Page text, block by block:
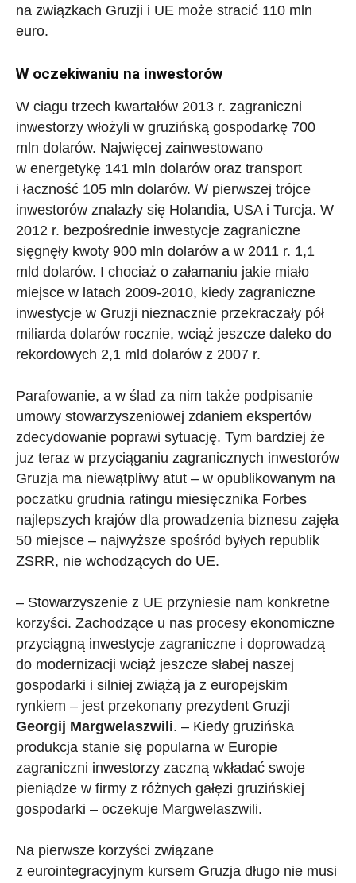
na związkach Gruzji i UE może stracić 110 mln
euro.
W oczekiwaniu na inwestorów
W ciagu trzech kwartałów 2013 r. zagraniczni
inwestorzy włożyli w gruzińską gospodarkę 700
mln dolarów. Najwięcej zainwestowano
w energetykę 141 mln dolarów oraz transport
i łaczność 105 mln dolarów. W pierwszej trójce
inwestorów znalazły się Holandia, USA i Turcja. W
2012 r. bezpośrednie inwestycje zagraniczne
sięgnęły kwoty 900 mln dolarów a w 2011 r. 1,1
mld dolarów. I chociaż o załamaniu jakie miało
miejsce w latach 2009-2010, kiedy zagraniczne
inwestycje w Gruzji nieznacznie przekraczały pół
miliarda dolarów rocznie, wciąż jeszcze daleko do
rekordowych 2,1 mld dolarów z 2007 r.
Parafowanie, a w ślad za nim także podpisanie
umowy stowarzyszeniowej zdaniem ekspertów
zdecydowanie poprawi sytuację. Tym bardziej że
juz teraz w przyciąganiu zagranicznych inwestorów
Gruzja ma niewątpliwy atut – w opublikowanym na
poczatku grudnia ratingu miesięcznika Forbes
najlepszych krajów dla prowadzenia biznesu zajęła
50 miejsce – najwyższe spośród byłych republik
ZSRR, nie wchodzących do UE.
– Stowarzyszenie z UE przyniesie nam konkretne
korzyści. Zachodzące u nas procesy ekonomiczne
przyciągną inwestycje zagraniczne i doprowadzą
do modernizacji wciąż jeszcze słabej naszej
gospodarki i silniej zwiążą ja z europejskim
rynkiem – jest przekonany prezydent Gruzji
Georgij Margwelaszwili. – Kiedy gruzińska
produkcja stanie się popularna w Europie
zagraniczni inwestorzy zaczną wkładać swoje
pieniądze w firmy z różnych gałęzi gruzińskiej
gospodarki – oczekuje Margwelaszwili.
Na pierwsze korzyści związane
z eurointegracyjnym kursem Gruzja długo nie musi